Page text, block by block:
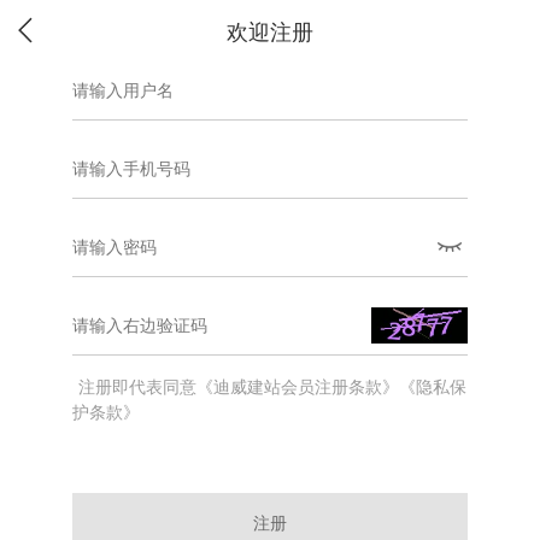
欢迎注册
注册即代表同意《迪威建站会员注册条款》《隐私保
护条款》
注册